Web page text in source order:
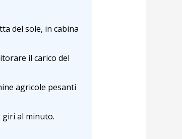
del sole, in cabina
il carico del
agricole pesanti
giri al minuto.